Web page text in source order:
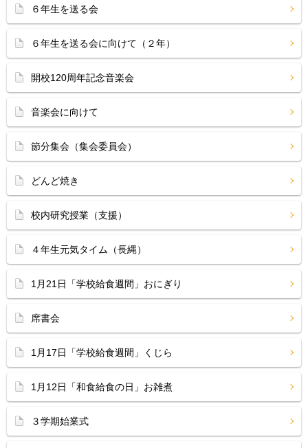
６年生を送る会
６年生を送る会に向けて（２年）
開校120周年記念音楽会
音楽会に向けて
節分集会（集会委員会）
どんど焼き
校内研究授業（支援）
４年生元気タイム（長縄）
1月21日「学校給食週間」おにぎり
席書会
1月17日「学校給食週間」くじら
1月12日「和食給食の日」お雑煮
３学期始業式